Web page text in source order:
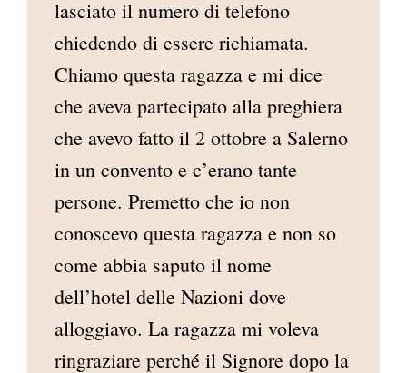
lasciato il numero di telefono
chiedendo di essere richiamata.
Chiamo questa ragazza e mi dice
che aveva partecipato alla preghiera
che avevo fatto il 2 ottobre a Salerno
in un convento e c’erano tante
persone. Premetto che io non
conoscevo questa ragazza e non so
come abbia saputo il nome
dell’hotel delle Nazioni dove
alloggiavo. La ragazza mi voleva
ringraziare perché il Signore dopo la